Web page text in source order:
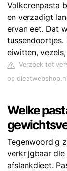
Volkorenpasta
en verzadigt
ervan eet. Dat
tussendoortjes.
eiwitten,
Verzoek tot
op dieetwebshop.nl
Welke
Tegenwoordig
verkrijgbaar
afslankdieet.